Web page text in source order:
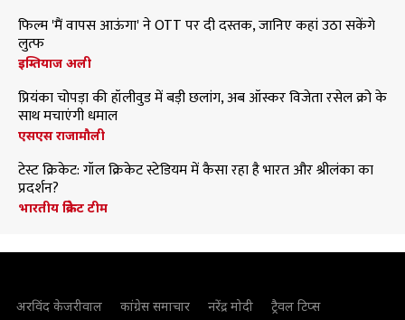
फिल्म 'मैं वापस आऊंगा' ने OTT पर दी दस्तक, जानिए कहां उठा सकेंगे
लुत्फ
इम्तियाज अली
प्रियंका चोपड़ा की हॉलीवुड में बड़ी छलांग, अब ऑस्कर विजेता रसेल क्रो के
साथ मचाएंगी धमाल
एसएस राजामौली
टेस्ट क्रिकेट: गॉल क्रिकेट स्टेडियम में कैसा रहा है भारत और श्रीलंका का
प्रदर्शन?
भारतीय क्रिकेट टीम
अरविंद केजरीवाल कांग्रेस समाचार नरेंद्र मोदी
ट्रैवल टिप्स